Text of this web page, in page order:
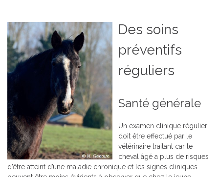
Des soins
préventifs
réguliers
Santé générale
Un examen clinique régulier
doit être effectué par le
vétérinaire traitant car le
cheval âgé a plus de risques
d’être atteint d’une maladie chronique et les signes cliniques